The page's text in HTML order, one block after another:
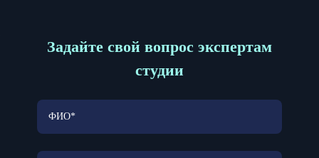
Задайте свой вопрос экспертам
студии